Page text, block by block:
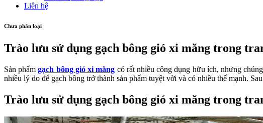
Liên hệ
Chưa phân loại
Trào lưu sử dụng gạch bông gió xi măng trong
Sản phẩmgạch bông gió xi măng có rất nhiều công dụng hữu ích, nhưng
nhiều lý do để gạch bông trở thành sản phẩm tuyệt vời và có nhiều thế mạnh.
Trào lưu sử dụng gạch bông gió xi măng trong